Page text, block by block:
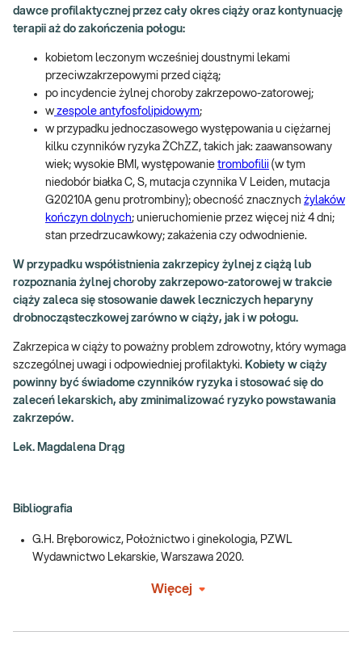
dawce profilaktycznej przez cały okres ciąży oraz kontynuację
terapii aż do zakończenia połogu:
kobietom leczonym wcześniej doustnymi lekami
przeciwzakrzepowymi przed ciążą;
po incydencie żylnej choroby zakrzepowo-zatorowej;
w zespole antyfosfolipidowym;
w przypadku jednoczasowego występowania u ciężarnej
kilku czynników ryzyka ŻChZZ, takich jak: zaawansowany
wiek; wysokie BMI, występowanie trombofilii (w tym
niedobór białka C, S, mutacja czynnika V Leiden, mutacja
G20210A genu protrombiny); obecność znacznych żylaków
kończyn dolnych; unieruchomienie przez więcej niż 4 dni;
stan przedrzucawkowy; zakażenia czy odwodnienie.
W przypadku współistnienia zakrzepicy żylnej z ciążą lub
rozpoznania żylnej choroby zakrzepowo-zatorowej w trakcie
ciąży zaleca się stosowanie dawek leczniczych heparyny
drobnocząsteczkowej zarówno w ciąży, jak i w połogu.
Zakrzepica w ciąży to poważny problem zdrowotny, który wymaga
szczególnej uwagi i odpowiedniej profilaktyki. Kobiety w ciąży
powinny być świadome czynników ryzyka i stosować się do
zaleceń lekarskich, aby zminimalizować ryzyko powstawania
zakrzepów.
Lek. Magdalena Drąg
Bibliografia
G.H. Bręborowicz, Położnictwo i ginekologia, PZWL
Wydawnictwo Lekarskie, Warszawa 2020.
Więcej